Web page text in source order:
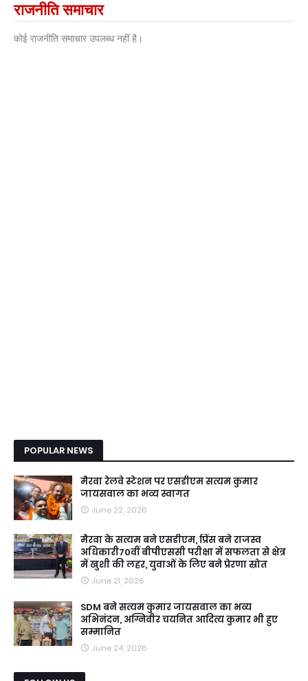
राजनीति समाचार
कोई राजनीति समाचार उपलब्ध नहीं है।
POPULAR NEWS
मैरवा रेलवे स्टेशन पर एसडीएम सत्यम कुमार
जायसवाल का भव्य स्वागत
June 22, 2026
मैरवा के सत्यम बने एसडीएम, प्रिंस बने राजस्व
अधिकारी70वीं बीपीएससी परीक्षा में सफलता से क्षेत्र
में खुशी की लहर, युवाओं के लिए बने प्रेरणा स्रोत
June 21, 2026
SDM बने सत्यम कुमार जायसवाल का भव्य
अभिनंदन, अग्निवीर चयनित आदित्य कुमार भी हुए
सम्मानित
June 24, 2026